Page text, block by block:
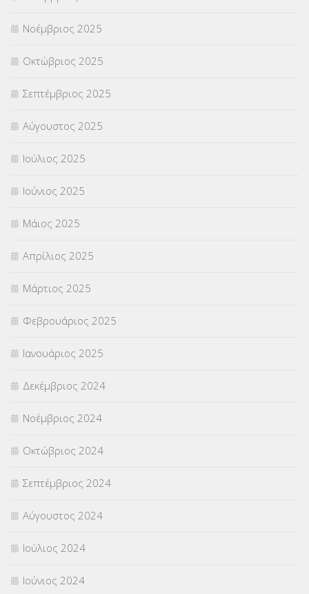
ΥΠΕΡΑΡΙΘΜΟΙ(1)
ΥΠΟΤΡΟΦΙΕΣ(28)
ΦΥΣΙΚΗ ΑΓΩΓΗ(692)
Χωρίς κατηγορία
Νοέμβριος 2025
Οκτώβριος 2025
Σεπτέμβριος 2025
Αύγουστος 2025
Ιούλιος 2025
Ιούνιος 2025
Μάιος 2025
Απρίλιος 2025
Μάρτιος 2025
Φεβρουάριος 2025
Ιανουάριος 2025
Δεκέμβριος 2024
Νοέμβριος 2024
Οκτώβριος 2024
Σεπτέμβριος 2024
Αύγουστος 2024
Ιούλιος 2024
Ιούνιος 2024